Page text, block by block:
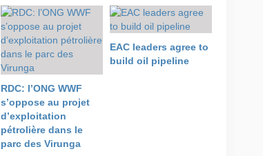
RDC: l’ONG WWF
s’oppose au projet
d’exploitation
pétrolière dans le
parc des Virunga
EAC leaders agree to
build oil pipeline